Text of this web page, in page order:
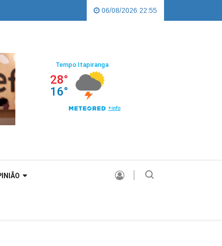
Sorgatto tem candidatura homologada em convenção histórica do PL
06/08/2026 22:55